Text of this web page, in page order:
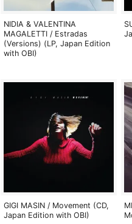
NIDIA & VALENTINA
MAGALETTI / Estradas
(Versions) (LP, Japan Edition
with OBI)
GIGI MASIN / Movement (CD,
Japan Edition with OBI)